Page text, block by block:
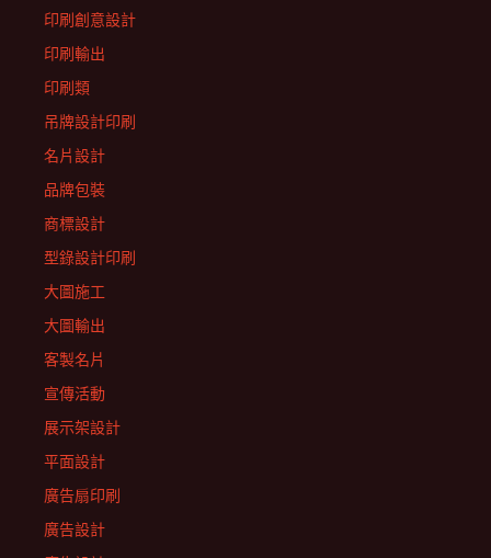
印刷創意設計
印刷輸出
印刷類
吊牌設計印刷
名片設計
品牌包裝
商標設計
型錄設計印刷
大圖施工
大圖輸出
客製名片
宣傳活動
展示架設計
平面設計
廣告扇印刷
廣告設計